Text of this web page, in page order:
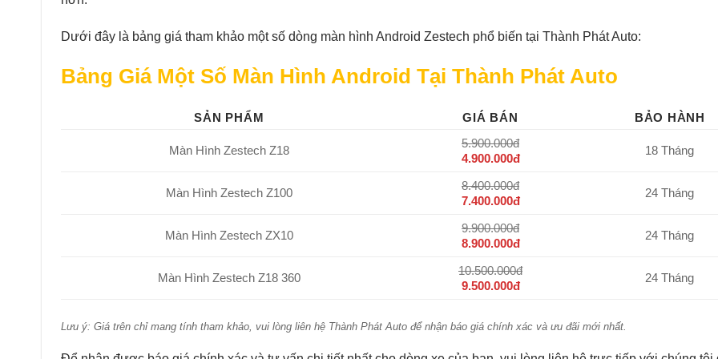
Dưới đây là bảng giá tham khảo một số dòng màn hình Android Zestech phổ biến tại Thành Phát Auto:
Bảng Giá Một Số Màn Hình Android Tại Thành Phát Auto
SẢN PHẨM GIÁ BÁN BẢO HÀNH
Màn Hình Zestech Z18
5.900.000đ
4.900.000đ
18 Tháng
Màn Hình Zestech Z100
8.400.000đ
7.400.000đ
24 Tháng
Màn Hình Zestech ZX10
9.900.000đ
8.900.000đ
24 Tháng
Màn Hình Zestech Z18 360
10.500.000đ
9.500.000đ
24 Tháng
Lưu ý: Giá trên chỉ mang tính tham khảo, vui lòng liên hệ Thành Phát Auto để nhận báo giá chính xác và ưu đãi mới nhất.